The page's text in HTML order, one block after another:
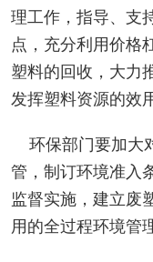
理工作，指导、支
点，充分利用价格
塑料的回收，大力
发挥塑料资源的效
环保部门要加大
管，制订环境准入
监督实施，建立废
用的全过程环境管